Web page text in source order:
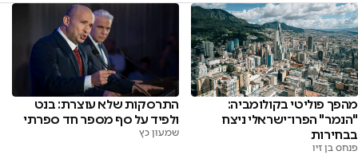
מהפך פוליטי בקולומביה:
"הנמר" הפרו־ישראלי ניצח
בבחירות
פנחס בן זיו
התרסקות שלא עוצרת: בנט
ולפיד על סף מספר חד ספרתי
שמעון כץ